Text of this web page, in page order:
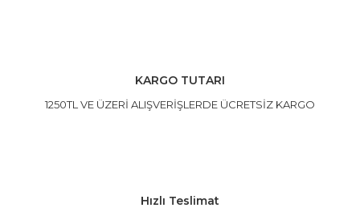
KARGO TUTARI
1250TL VE ÜZERİ ALIŞVERİŞLERDE ÜCRETSİZ KARGO
Hızlı Teslimat